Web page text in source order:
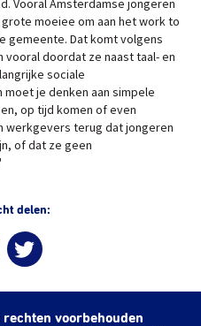
Vooral Amsterdamse jongeren
moeiee om aan het work to
gemeente. Dat komt volgens
vooral doordat ze naast taal- en
sociale
moet je denken aan simpele
op tijd komen of even
werkgevers terug dat jongeren
of dat ze geen
delen:
voorbehouden